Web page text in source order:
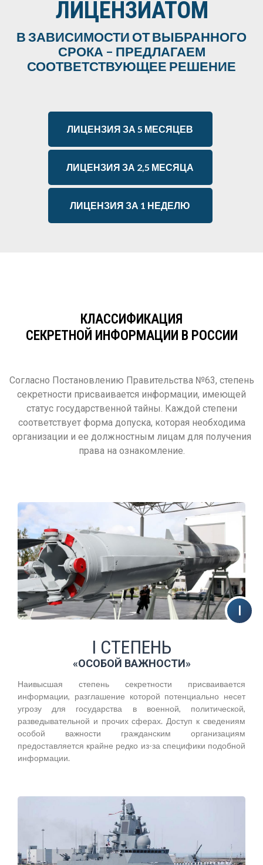
ЛИЦЕНЗИАТОМ
В ЗАВИСИМОСТИ ОТ ВЫБРАННОГО
СРОКА – ПРЕДЛАГАЕМ
СООТВЕТСТВУЮЩЕЕ РЕШЕНИЕ
ЛИЦЕНЗИЯ ЗА 5 МЕСЯЦЕВ
ЛИЦЕНЗИЯ ЗА 2,5 МЕСЯЦА
ЛИЦЕНЗИЯ ЗА 1 НЕДЕЛЮ
КЛАССИФИКАЦИЯ
СЕКРЕТНОЙ ИНФОРМАЦИИ В РОССИИ
Согласно Постановлению Правительства №63, степень
секретности присваивается информации, имеющей
статус государственной тайны. Каждой степени
соответствует форма допуска, которая необходима
организации и ее должностным лицам для получения
права на ознакомление.
I СТЕПЕНЬ
«ОСОБОЙ ВАЖНОСТИ»
Наивысшая степень секретности присваивается
информации, разглашение которой потенциально несет
угрозу для государства в военной, политической,
разведывательной и прочих сферах. Доступ к сведениям
особой важности гражданским организациям
предоставляется крайне редко из-за специфики подобной
информации.